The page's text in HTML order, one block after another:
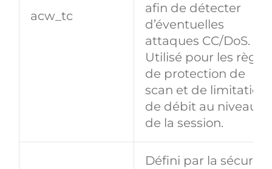
acw_tc
afin de détecter
d’éventuelles
attaques CC/DoS.
Utilisé pour les
de protection de
scan et de limitation
de débit au niveau
de la session.
Défini par la sécurité